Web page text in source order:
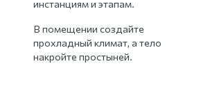
инстанциям и этапам.
В помещении создайте
прохладный климат, а тело
накройте простыней.